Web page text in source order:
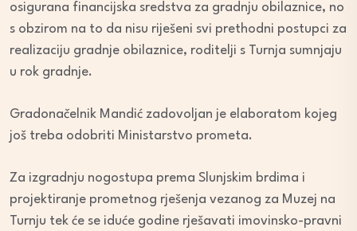
osigurana financijska sredstva za gradnju obilaznice, no
s obzirom na to da nisu riješeni svi prethodni postupci za
realizaciju gradnje obilaznice, roditelji s Turnja sumnjaju
u rok gradnje.
Gradonačelnik Mandić zadovoljan je elaboratom kojeg
još treba odobriti Ministarstvo prometa.
Za izgradnju nogostupa prema Slunjskim brdima i
projektiranje prometnog rješenja vezanog za Muzej na
Turnju tek će se iduće godine rješavati imovinsko-pravni